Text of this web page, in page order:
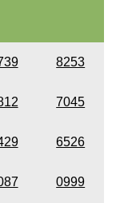
8253
7045
6526
0999